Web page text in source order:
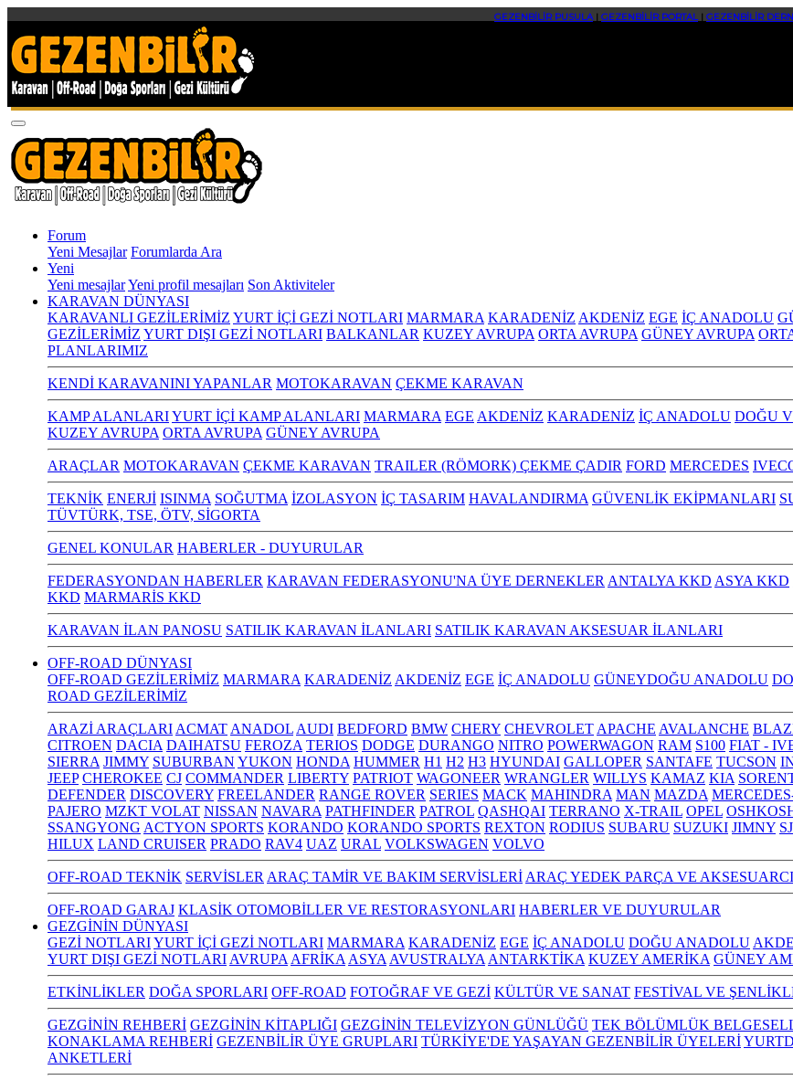
GEZENBİLİR PUSULA| GEZENBİLİR PORTAL| GEZENBİLİR
Forum
Yeni Mesajlar Forumlarda Ara
Yeni
Yeni mesajlarYeni profil mesajları Son Aktiviteler
KARAVAN DÜNYASI
KARAVANLI GEZİLERİMİZ YURT İÇİ GEZİ NOTLARI MARMARA KARADENİZ AKDENİZ EGE İÇ ANADOLU
GEZİLERİMİZ YURT DIŞI GEZİ NOTLARI BALKANLAR KUZEY AVRUPA ORTA AVRUPA GÜNEY AVRUPA
PLANLARIMIZ
KENDİ KARAVANINI YAPANLAR MOTOKARAVAN ÇEKME KARAVAN
KAMP ALANLARIYURT İÇİ KAMP ALANLARI MARMARA EGE AKDENİZ KARADENİZ İÇ ANADOLU DOĞU
KUZEY AVRUPA ORTA AVRUPA GÜNEY AVRUPA
ARAÇLAR MOTOKARAVAN ÇEKME KARAVAN TRAILER (RÖMORK) ÇEKME ÇADIR FORD MERCEDES
TEKNİK ENERJİ ISINMA SOĞUTMA İZOLASYON İÇ TASARIM HAVALANDIRMA GÜVENLİK EKİPMANLARI
TÜVTÜRK, TSE, ÖTV, SİGORTA
GENEL KONULAR HABERLER - DUYURULAR
FEDERASYONDAN HABERLER KARAVAN FEDERASYONU'NA ÜYE DERNEKLER ANTALYA KKD ASYA KKD
KKD MARMARİS KKD
KARAVAN İLAN PANOSU SATILIK KARAVAN İLANLARI SATILIK KARAVAN AKSESUAR İLANLARI
OFF-ROAD DÜNYASI
OFF-ROAD GEZİLERİMİZ MARMARA KARADENİZ AKDENİZ EGE İÇ ANADOLU GÜNEYDOĞU ANADOLU
ROAD GEZİLERİMİZ
ARAZİ ARAÇLARI ACMAT ANADOL AUDI BEDFORD BMW CHERY CHEVROLET APACHE AVALANCHE
CITROEN DACIA DAIHATSU FEROZA TERIOS DODGE DURANGO NITRO POWERWAGON RAM S100 FIAT -
SIERRA JIMMY SUBURBAN YUKON HONDA HUMMER H1 H2 H3 HYUNDAI GALLOPER SANTAFE TUCSON
JEEP CHEROKEE CJ COMMANDER LIBERTY PATRIOT WAGONEER WRANGLER WILLYS KAMAZ KIA
DEFENDER DISCOVERY FREELANDER RANGE ROVER SERIES MACK MAHINDRA MAN MAZDA
PAJERO MZKT VOLAT NISSAN NAVARA PATHFINDER PATROL QASHQAI TERRANO X-TRAIL OPEL
SSANGYONG ACTYON SPORTS KORANDO KORANDO SPORTS REXTON RODIUS SUBARU SUZUKI JIMNY SJ
HILUX LAND CRUISER PRADO RAV4 UAZ URAL VOLKSWAGEN VOLVO
OFF-ROAD TEKNİK SERVİSLER ARAÇ TAMİR VE BAKIM SERVİSLERİ ARAÇ YEDEK PARÇA VE
OFF-ROAD GARAJ KLASİK OTOMOBİLLER VE RESTORASYONLARI HABERLER VE DUYURULAR
GEZGİNİN DÜNYASI
GEZİ NOTLARIYURT İÇİ GEZİ NOTLARI MARMARA KARADENİZ EGE İÇ ANADOLU DOĞU ANADOLU
YURT DIŞI GEZİ NOTLARI AVRUPA AFRİKA ASYA AVUSTRALYA ANTARKTİKA KUZEY AMERİKA GÜNEY
ETKİNLİKLER DOĞA SPORLARI OFF-ROAD FOTOĞRAF VE GEZİ KÜLTÜR VE SANAT FESTİVAL VE
GEZGİNİN REHBERİ GEZGİNİN KİTAPLIĞI GEZGİNİN TELEVİZYON GÜNLÜĞÜ TEK BÖLÜMLÜK
KONAKLAMA REHBERİ GEZENBİLİR ÜYE GRUPLARI TÜRKİYE'DE YAŞAYAN GEZENBİLİR ÜYELERİ
ANKETLERİ